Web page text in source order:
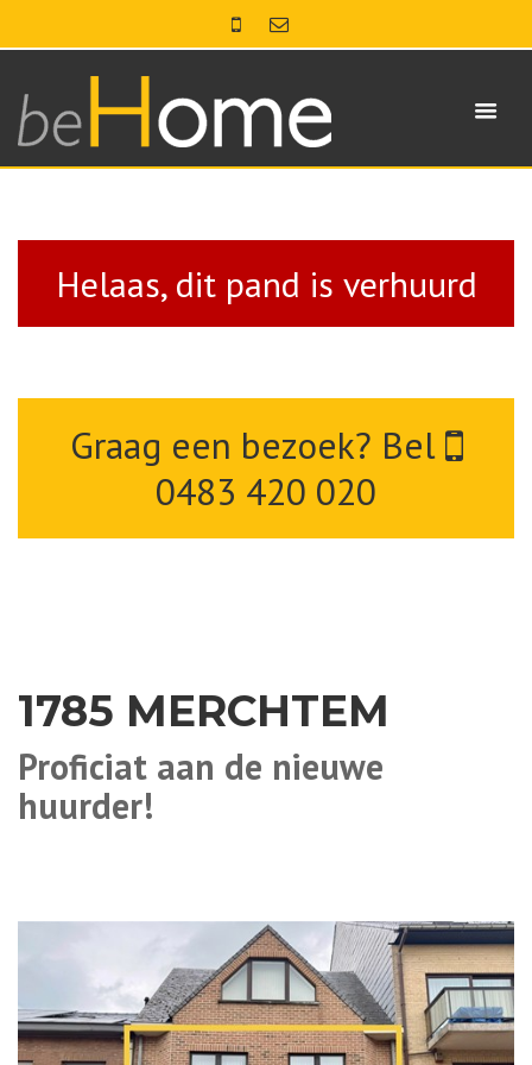
Helaas, dit pand is verhuurd
Graag een bezoek? Bel
0483 420 020
1785 MERCHTEM
Proficiat aan de nieuwe
huurder!